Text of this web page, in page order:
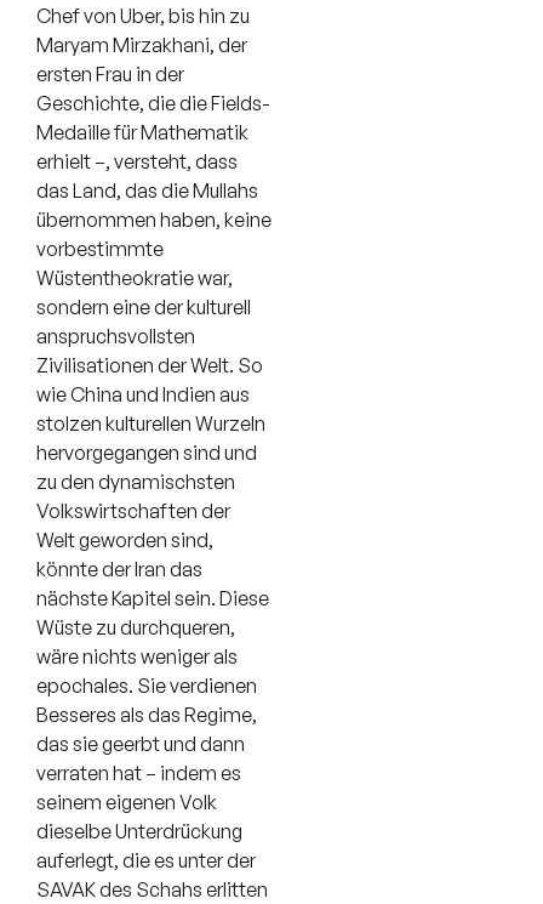
Chef von Uber, bis hin zu
Maryam Mirzakhani, der
ersten Frau in der
Geschichte, die die Fields-
Medaille für Mathematik
erhielt –, versteht, dass
das Land, das die Mullahs
übernommen haben, keine
vorbestimmte
Wüstentheokratie war,
sondern eine der kulturell
anspruchsvollsten
Zivilisationen der Welt. So
wie China und Indien aus
stolzen kulturellen Wurzeln
hervorgegangen sind und
zu den dynamischsten
Volkswirtschaften der
Welt geworden sind,
könnte der Iran das
nächste Kapitel sein. Diese
Wüste zu durchqueren,
wäre nichts weniger als
epochales. Sie verdienen
Besseres als das Regime,
das sie geerbt und dann
verraten hat – indem es
seinem eigenen Volk
dieselbe Unterdrückung
auferlegt, die es unter der
SAVAK des Schahs erlitten